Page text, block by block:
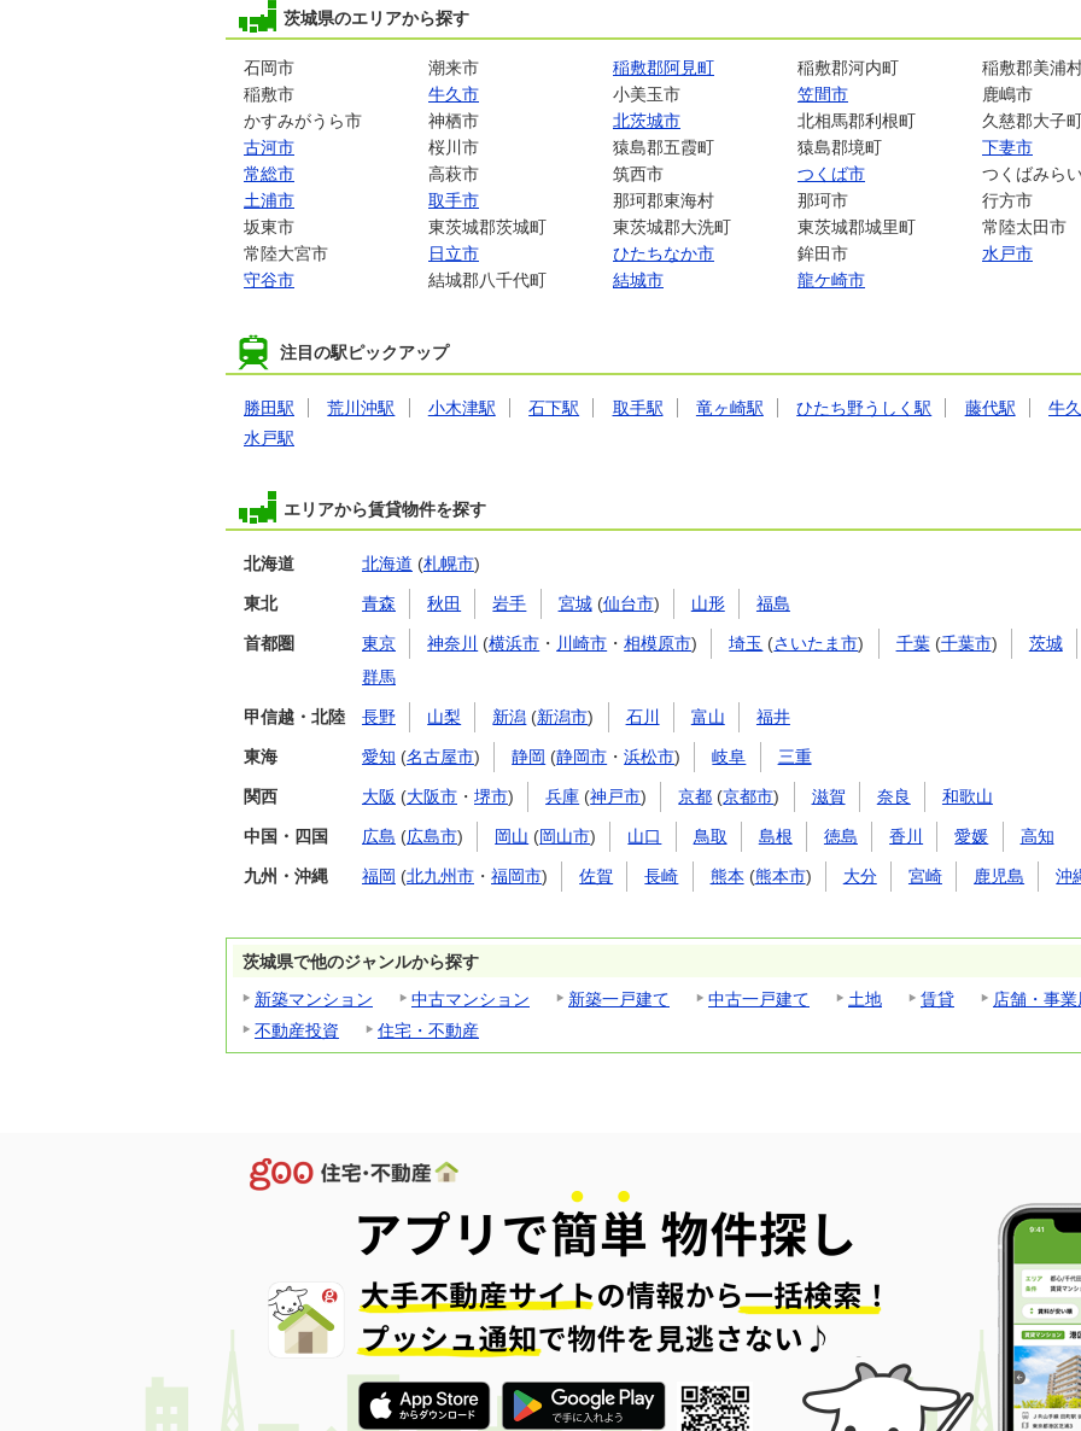
茨城県のエリアから探す
石岡市 潮来市 稲敷郡阿見町 稲敷郡河内町
稲敷郡美浦
稲敷市
牛久市 小美玉市 笠間市
鹿嶋市
かすみがうら市
神栖市 北茨城市 北相馬郡利根町
久慈郡大子
古河市
桜川市 猿島郡五霞町 猿島郡境町
下妻市
常総市
高萩市 筑西市 つくば市
つくばみら
土浦市
取手市 那珂郡東海村 那珂市
行方市
坂東市
東茨城郡茨城町 東茨城郡大洗町 東茨城郡城里町
常陸太田市
常陸大宮市
日立市 ひたちなか市 鉾田市
水戸市
守谷市
結城郡八千代町 結城市 龍ケ崎市
注目の駅ピックアップ
勝田駅 荒川沖駅 小木津駅 石下駅 取手駅 竜ヶ崎駅 ひたち野うしく駅 藤代駅
牛
水戸駅
エリアから賃貸物件を探す
北海道 北海道 (札幌市)
東北 青森 秋田 岩手 宮城(仙台市) 山形 福島
首都圏 東京 神奈川 (横浜市 ・ 川崎市 ・相模原市) 埼玉 (さいたま市) 千葉(千葉市) 茨城
群馬
甲信越・北陸 長野 山梨 新潟 (新潟市) 石川 富山 福井
東海 愛知 (名古屋市) 静岡 (静岡市 ・浜松市) 岐阜 三重
関西 大阪 (大阪市 ・ 堺市) 兵庫 (神戸市) 京都 (京都市) 滋賀 奈良 和歌山
中国・四国 広島 (広島市) 岡山 (岡山市) 山口 鳥取 島根 徳島 香川 愛媛 高知
九州・沖縄 福岡 (北九州市 ・ 福岡市) 佐賀 長崎 熊本 (熊本市) 大分 宮崎 鹿児島 沖
茨城県で他のジャンルから探す
新築マンション
中古マンション 新築一戸建て 中古一戸建て 土地 賃貸
店舗・事業
不動産投資
住宅・不動産